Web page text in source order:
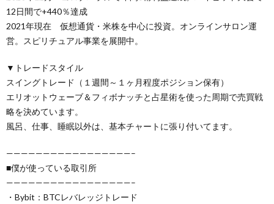
12日間で+440％達成
2021年現在 仮想通貨・米株を中心に投資。オンラインサロン運
営。スピリチュアル事業を展開中。
▼トレードスタイル
スイングトレード（１週間～１ヶ月程度ポジション保有）
エリオットウェーブ＆フィボナッチと占星術を使った周期で売買戦
略を決めています。
風呂、仕事、睡眠以外は、基本チャートに張り付いてます。
—————————————————–
■僕が使っている取引所
—————————————————–
・Bybit：BTCレバレッジトレード